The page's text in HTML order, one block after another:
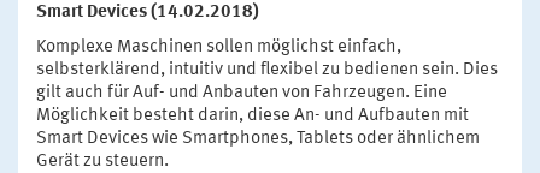
Smart Devices (14.02.2018)
Komplexe Maschinen sollen möglichst einfach,
selbsterklärend, intuitiv und flexibel zu bedienen sein. Dies
gilt auch für Auf- und Anbauten von Fahrzeugen. Eine
Möglichkeit besteht darin, diese An- und Aufbauten mit
Smart Devices wie Smartphones, Tablets oder ähnlichem
Gerät zu steuern.